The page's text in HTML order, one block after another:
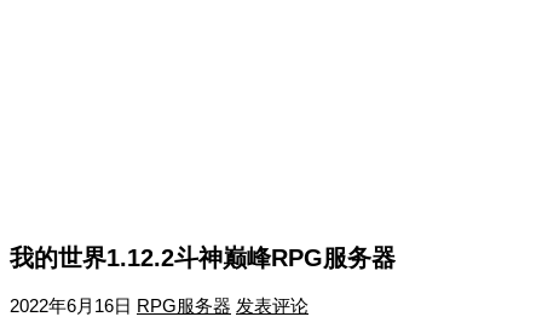
我的世界1.12.2斗神巅峰RPG服务器
2022年6月16日 RPG服务器 发表评论